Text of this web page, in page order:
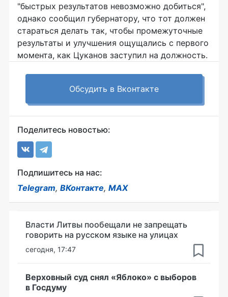
"быстрых результатов невозможно добиться",
однако сообщил губернатору, что тот должен
стараться делать так, чтобы промежуточные
результаты и улучшения ощущались с первого
момента, как Цуканов заступил на должность.
Обсудить в Вконтакте
Поделитесь новостью:
Подпишитесь на нас:
Telegram, ВКонтакте, MAX
Власти Литвы пообещали не запрещать
говорить на русском языке на улицах
сегодня, 17:47
Верховный суд снял «Яблоко» с выборов
в Госдуму